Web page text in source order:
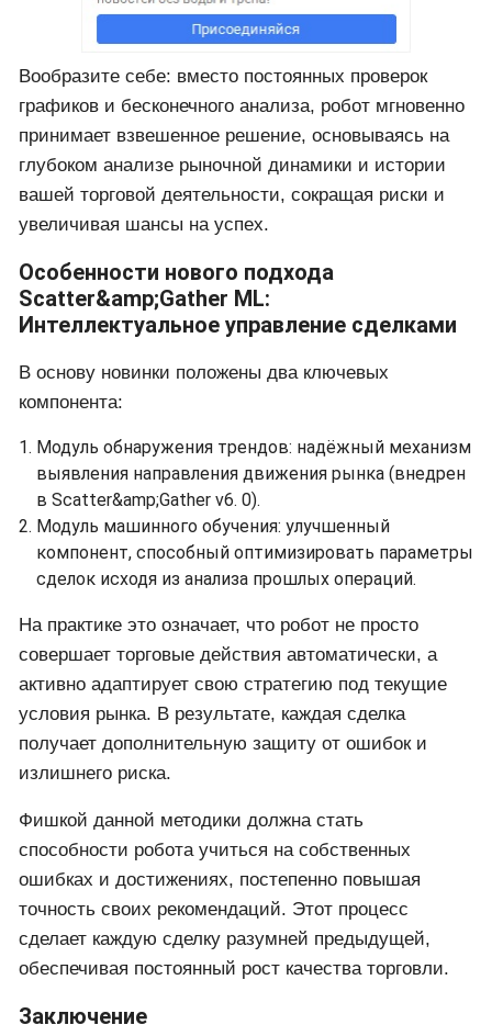
Вообразите себе: вместо постоянных проверок
графиков и бесконечного анализа, робот мгновенно
принимает взвешенное решение, основываясь на
глубоком анализе рыночной динамики и истории
вашей торговой деятельности, сокращая риски и
увеличивая шансы на успех.
Особенности нового подхода
Scatter&amp;Gather ML:
Интеллектуальное управление сделками
В основу новинки положены два ключевых
компонента:
Модуль обнаружения трендов: надёжный механизм
выявления направления движения рынка (внедрен
в Scatter&amp;Gather v6. 0).
Модуль машинного обучения: улучшенный
компонент, способный оптимизировать параметры
сделок исходя из анализа прошлых операций.
На практике это означает, что робот не просто
совершает торговые действия автоматически, а
активно адаптирует свою стратегию под текущие
условия рынка. В результате, каждая сделка
получает дополнительную защиту от ошибок и
излишнего риска.
Фишкой данной методики должна стать
способности робота учиться на собственных
ошибках и достижениях, постепенно повышая
точность своих рекомендаций. Этот процесс
сделает каждую сделку разумней предыдущей,
обеспечивая постоянный рост качества торговли.
Заключение